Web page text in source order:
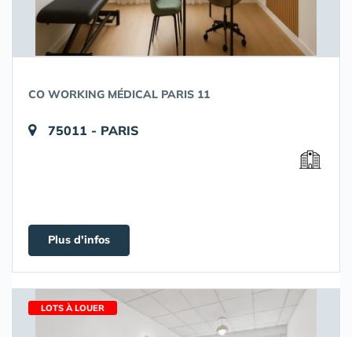
CO WORKING MÉDICAL PARIS 11
75011 - PARIS
Plus d'infos
LOTS À LOUER